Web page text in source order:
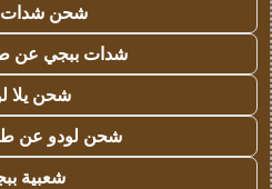
شحن شدات
شدات ببجي عن
شحن يلا
شحن لودو عن
شعبية